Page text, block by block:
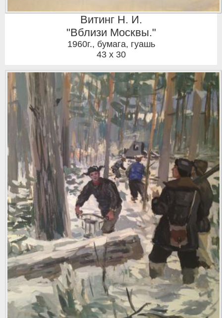
Витинг Н. И.
"Вблизи Москвы."
1960г., бумага, гуашь
43 x 30